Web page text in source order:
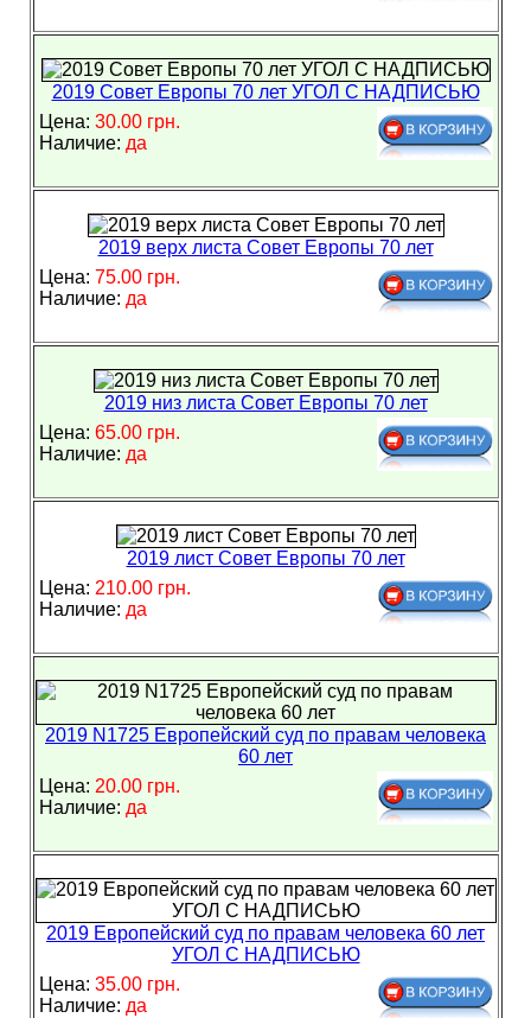
2019 Совет Европы 70 лет УГОЛ С НАДПИСЬЮ
Цена: 30.00 грн.
Наличие: да
2019 верх листа Совет Европы 70 лет
Цена: 75.00 грн.
Наличие: да
2019 низ листа Совет Европы 70 лет
Цена: 65.00 грн.
Наличие: да
2019 лист Совет Европы 70 лет
Цена: 210.00 грн.
Наличие: да
2019 N1725 Европейский суд по правам человека
60 лет
Цена: 20.00 грн.
Наличие: да
2019 Европейский суд по правам человека 60 лет
УГОЛ С НАДПИСЬЮ
Цена: 35.00 грн.
Наличие: да